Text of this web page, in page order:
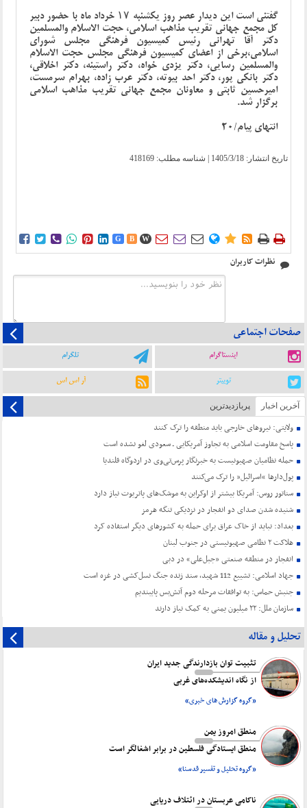
گفتنی است این دیدار عصر روز یکشنبه ۱۷ خرداد ماه با حضور دبیر
کل مجمع جهانی تقریب مذاهب اسلامی، حجت الاسلام والمسلمین
دکتر آقا تهرانی رئیس کمیسیون فرهنگی مجلس شورای
اسلامی،برخی از اعضای کمیسیون فرهنگی مجلس حجت الاسلام
و‌المسلمین رسایی، دکتر یزدی خواه، دکتر راستینه، دکتر اخلاقی،
دکتر بانکی پور، دکتر احد بیوته، دکتر عرب زاده، بهرام سرمست،
امیرحسین ثابتی و معاونان مجمع جهانی تقریب مذاهب اسلامی
برگزار شد.
انتهای پیام/20
تاریخ انتشار: 1405/3/18 | شناسه مطلب: 418169
      G B W        
نظرات کاربران
صفحات اجتماعی
اینستاگرام تلگرام
توییتر آر اس اس
آخرین اخبار پربازدیدترین
ولایتی: نیروهای خارجی باید منطقه را ترک کنند
پاسخ مقاومت اسلامی به تجاوز آمریکایی ـ سعودی لغو نشده است
حمله نظامیان صهیونیست به خبرنگار پرس‌تی‌وی در اردوگاه قلندیا
پول‌دارها “اسرائیل” را ترک می‌کنند
سناتور روس: آمریکا بیشتر از اوکراین به موشک‌های پاتریوت نیاز دارد
شنیده شدن صدای دو انفجار در نزدیکی تنگه هرمز
بغداد: نباید از خاک عراق برای حمله به کشورهای دیگر استفاده کرد
هلاکت ۲ نظامی صهیونیستی در جنوب لبنان
انفجار در منطقه صنعتی «جبل‌علی» در دبی
جهاد اسلامی: تشییع 112 شهید، سند زنده جنگ نسل‌کشی در غزه است
جنبش حماس: به توافقات مرحله دوم آتش‌بس پایبندیم
سازمان ملل: ۲۲ میلیون یمنی به کمک نیاز دارند
تحلیل و مقاله
تثبیت توان بازدارندگی جدید ایران
از نگاه اندیشکده‌های غربی
«گروه گزارش های خبری»
منطق امروز یمن
منطق ایستادگی فلسطین در برابر اشغالگر است
«گروه تحلیل و تفسیر قدسنا»
ناکامی عربستان در ائتلاف دریایی